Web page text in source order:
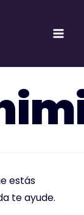
estás
te ayude.